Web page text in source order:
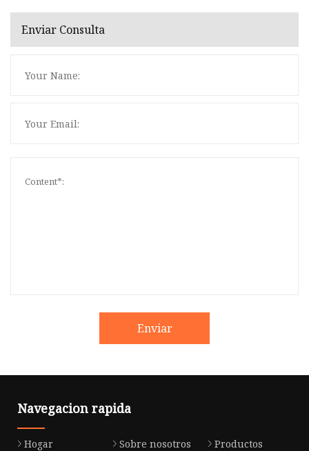
Enviar Consulta
Enviar
Navegacion rapida
Hogar Sobre nosotros
Productos